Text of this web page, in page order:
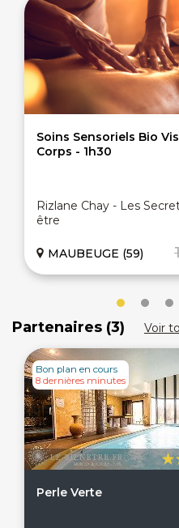
Soins Sensoriels Bio
Corps - 1h30
Rizlane Chay - Les
être
MAUBEUGE (59)
Partenaires (3) Voir
Perle Verte
Bon plan en cours
8 dernières minutes